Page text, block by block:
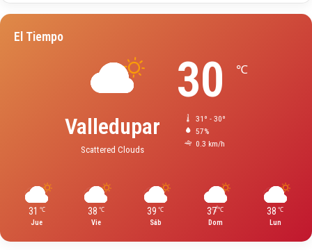
El Tiempo
Valledupar
Scattered Clouds
30 ℃
31º - 30º
57%
0.3 km/h
31 ℃
Jue
38 ℃
Vie
39 ℃
Sáb
37 ℃
Dom
38 ℃
Lun